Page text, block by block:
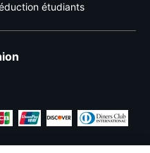
étudiants